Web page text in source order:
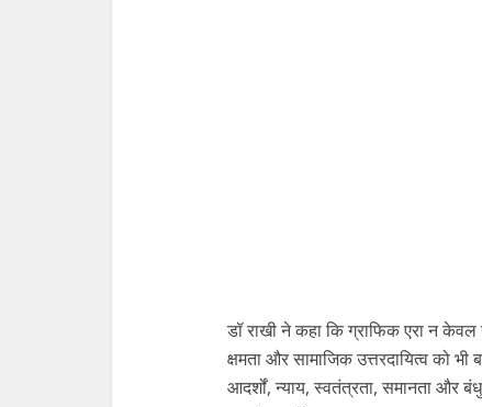
डॉ राखी ने कहा कि ग्राफिक एरा न केवल
क्षमता और सामाजिक उत्तरदायित्व को
आदर्शों, न्याय, स्वतंत्रता, समानता और